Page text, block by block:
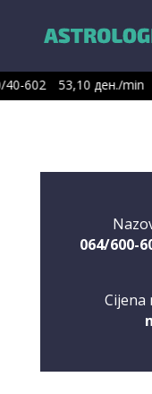
602 53,10 ден./min
064/600-
Cijena